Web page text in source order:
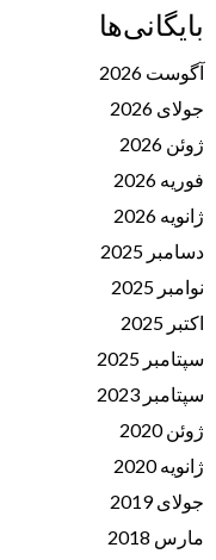
بایگانی‌ها
آگوست 2026
جولای 2026
ژوئن 2026
فوریه 2026
ژانویه 2026
دسامبر 2025
نوامبر 2025
اکتبر 2025
سپتامبر 2025
سپتامبر 2023
ژوئن 2020
ژانویه 2020
جولای 2019
مارس 2018